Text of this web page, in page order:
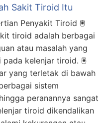
Sakit Tiroid Itu
Penyakit Tiroid 🖲
tiroid adalah berbagai
atau masalah yang
pada kelenjar tiroid. 🖲
yang terletak di bawah
sistem
peranannya sangat
tiroid dikendalikan